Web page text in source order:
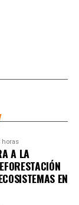
más
horas
A LA
EN